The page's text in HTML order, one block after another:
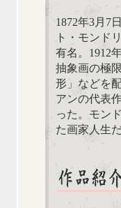
1872年3月7
ト・モンド
有名。1912
抽象画の極
形」などを
アンの代表
った。モン
た画家人生